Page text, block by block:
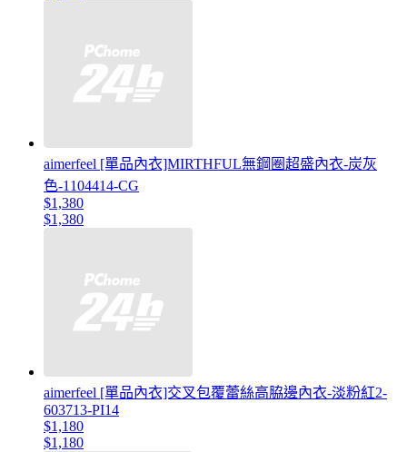
aimerfeel [單品內衣]MIRTHFUL無鋼圈超盛內衣-炭灰
色-1104414-CG
$1,380
$1,380
aimerfeel [單品內衣]交叉包覆蕾絲高脇邊內衣-淡粉紅2-
603713-PI14
$1,180
$1,180